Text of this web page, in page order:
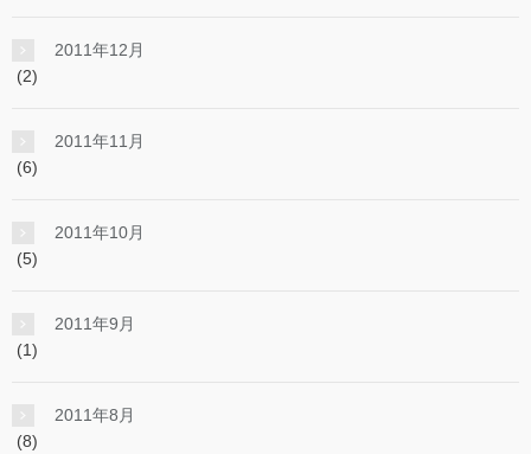
2011年12月
(2)
2011年11月
(6)
2011年10月
(5)
2011年9月
(1)
2011年8月
(8)